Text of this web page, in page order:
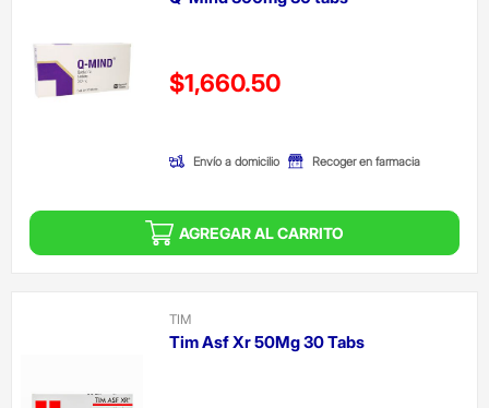
Precio reducido de
$1,660.50
Envío a domicilio Recoger en farmacia
AGREGAR AL CARRITO
TIM
Tim Asf Xr 50Mg 30 Tabs